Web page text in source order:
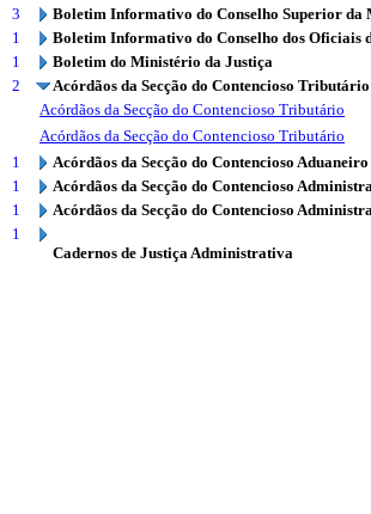
3
Boletim Informativo do Conselho Superior da
1
Boletim Informativo do Conselho dos Oficiais
1
Boletim do Ministério da Justiça
2
Acórdãos da Secção do Contencioso Tributário
Acórdãos da Secção do Contencioso Tributário
Acórdãos da Secção do Contencioso Tributário
1
Acórdãos da Secção do Contencioso Aduaneiro
1
Acórdãos da Secção do Contencioso
1
Acórdãos da Secção do Contencioso
1
Cadernos de Justiça Administrativa